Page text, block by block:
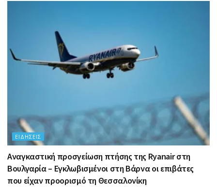
ΕΙΔΉΣΕΙΣ
Αναγκαστική προσγείωση πτήσης της Ryanair στη
Βουλγαρία – Εγκλωβισμένοι στη Βάρνα οι επιβάτες
που είχαν προορισμό τη Θεσσαλονίκη